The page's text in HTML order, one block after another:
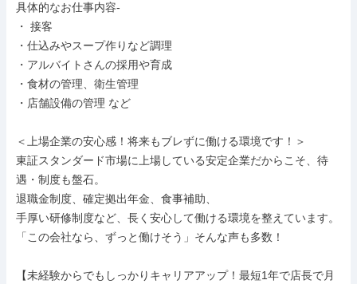
具体的なお仕事内容-
・ 接客
・仕込みやスープ作りなど調理
・アルバイトさんの採用や育成
・食材の管理、衛生管理
・店舗設備の管理 など
＜上場企業の安心感！将来もブレずに働ける環境です！＞
東証スタンダード市場に上場している安定企業だからこそ、待
遇・制度も盤石。
退職金制度、確定拠出年金、食事補助、
手厚い研修制度など、長く安心して働ける環境を整えています。
「この会社なら、ずっと働けそう」そんな声も多数！
【未経験からでもしっかりキャリアアップ！最短1年で店長で月